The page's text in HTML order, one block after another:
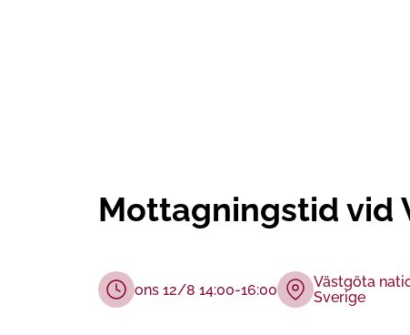
Mottagningstid vid
ons 12/8 14:00-16:00
Västgöta
Sverige